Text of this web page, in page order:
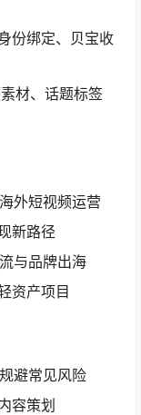
份绑定、贝宝收
材、话题标签
外短视频运营
新路径
与品牌出海
资产项目
避常见风险
容策划